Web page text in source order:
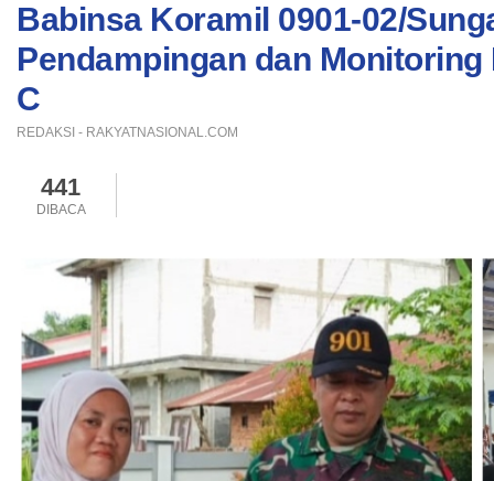
Babinsa Koramil 0901-02/
Pendampingan dan
C
REDAKSI - RAKYATNASIONAL.COM
441
DIBACA